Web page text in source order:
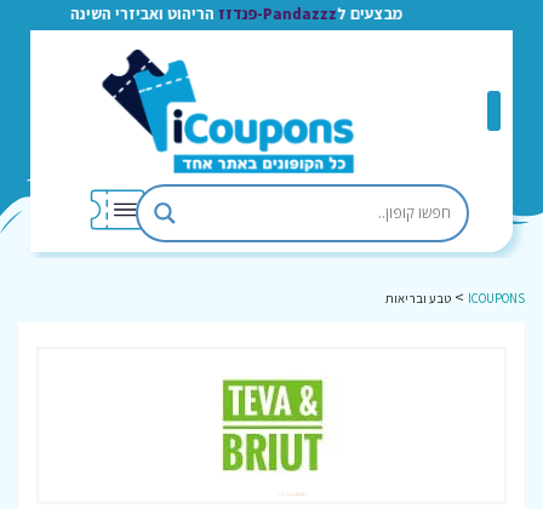
מבצעים לPandazzz-פנדזז הריהוט ואביזרי השינה
ICOUPONS
> טבע ובריאות